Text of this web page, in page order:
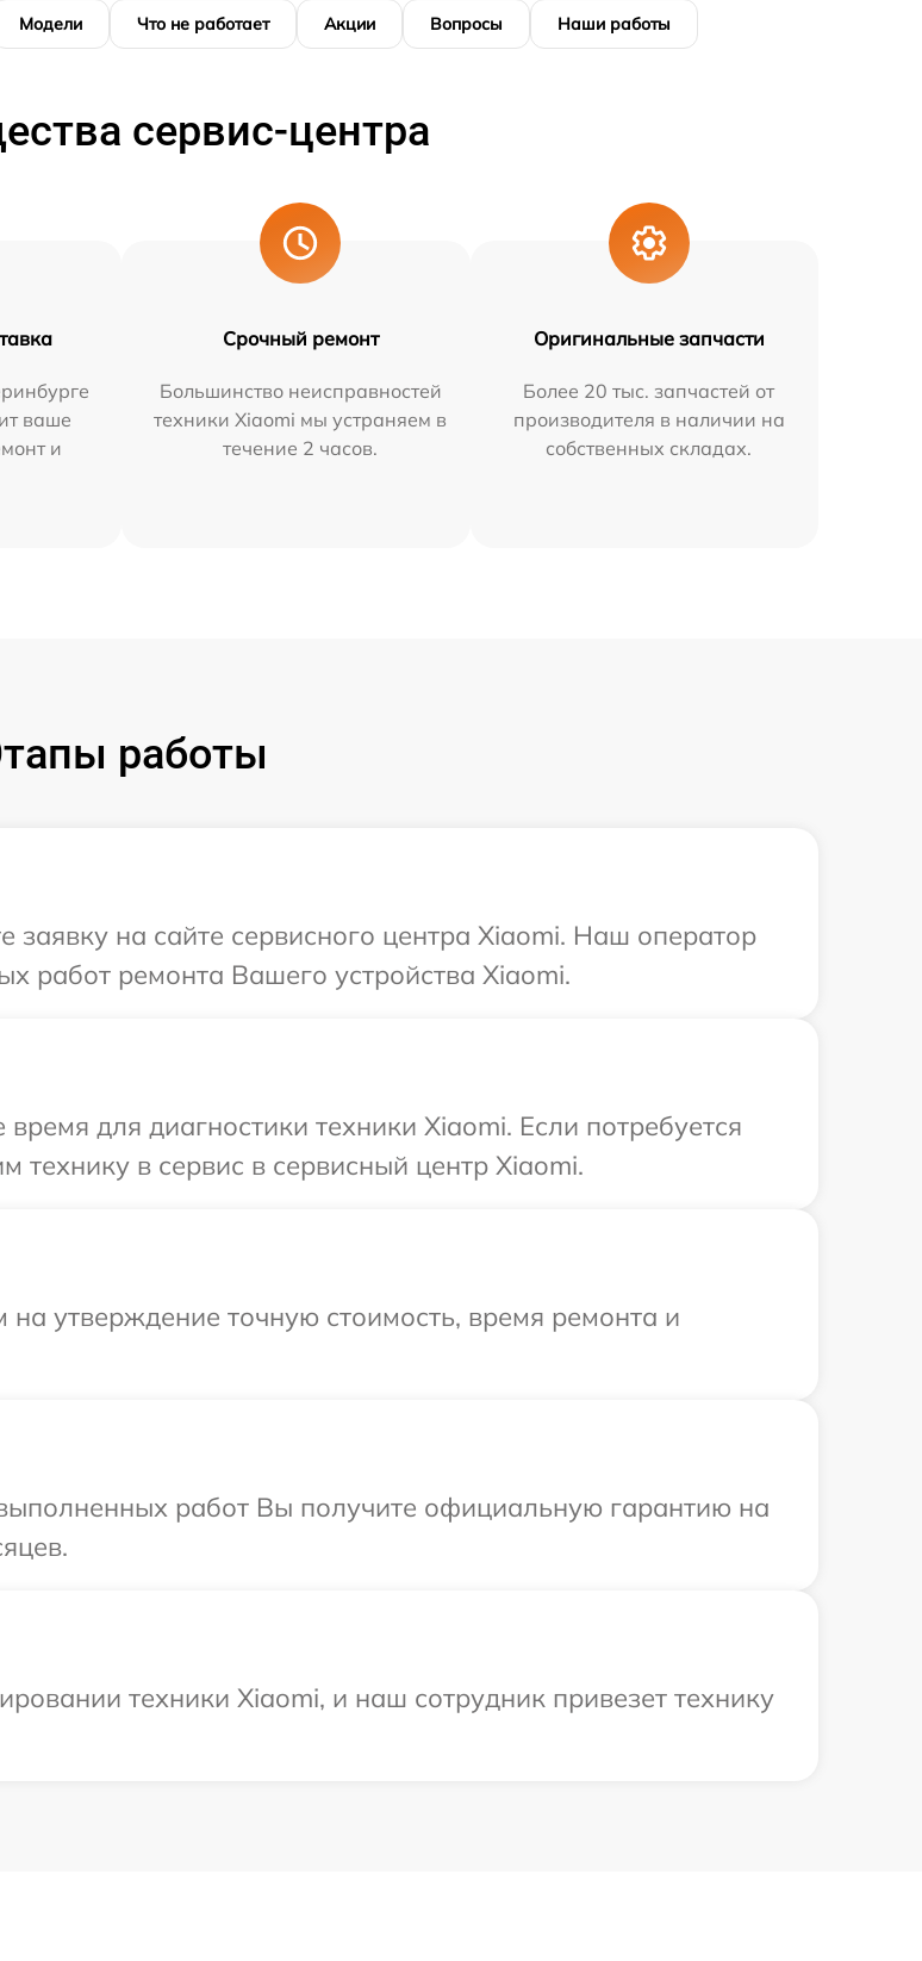
Модели Что не работает Акции Вопросы Наши работы
сервис-центра
ваше
и
Срочный ремонт
Большинство неисправностей
техники Xiaomi мы устраняем в
течение 2 часов.
Оригинальные запчасти
Более 20 тыс. запчастей от
производителя в наличии на
собственных складах.
работы
заявку на сайте сервисного центра Xiaomi. Наш оператор
работ ремонта Вашего устройства Xiaomi.
для диагностики техники Xiaomi. Если потребуется
в сервис в сервисный центр Xiaomi.
утверждение точную стоимость, время ремонта и
работ Вы получите официальную гарантию на
техники Xiaomi, и наш сотрудник привезет технику